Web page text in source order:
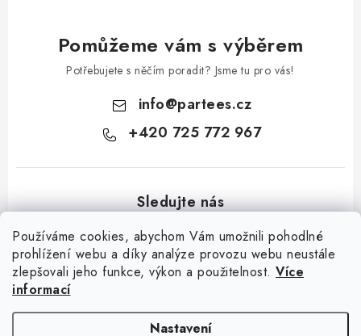
Používáme cookies, abychom Vám umožnili pohodlné
prohlížení webu a díky analýze provozu webu neustále
zlepšovali jeho funkce, výkon a použitelnost. Více
informací
Nastavení
Pomůžeme vám s výběrem
Potřebujete s něčím poradit? Jsme tu pro vás!
info@partees.cz
+420 725 772 967
Kontakt Moje objednávka Hodnocení obchodu Jak nakupovat
Obchodní podmínky